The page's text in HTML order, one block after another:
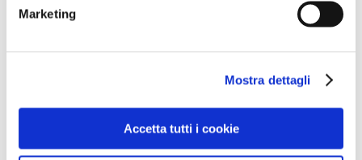
Marketing
Mostra dettagli
Accetta tutti i cookie
che stavi cercando. Per accedere alla
Clicca sul pulsante qui in basso se sei
per scoprire come accedere.